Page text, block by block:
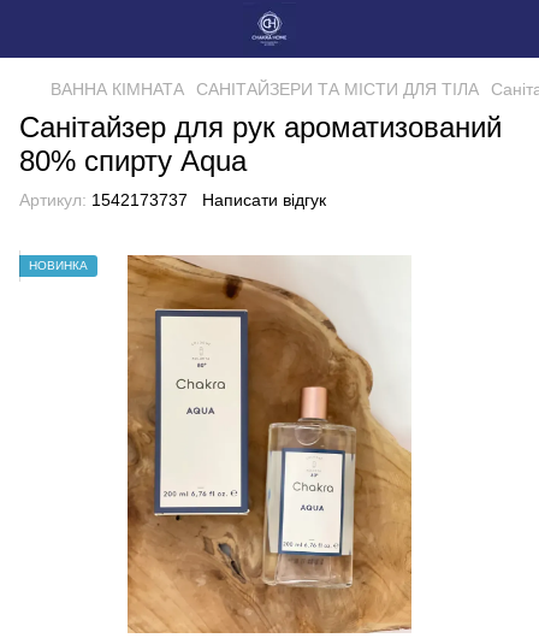
ВАННА КІМНАТА САНІТАЙЗЕРИ ТА МІСТИ ДЛЯ ТІЛА
Санітайзер для рук ароматизований
80% спирту Aqua
Артикул: 1542173737 Написати відгук
НОВИНКА